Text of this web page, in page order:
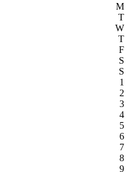
M
T
W
T
F
S
S
1
2
3
4
5
6
7
8
9